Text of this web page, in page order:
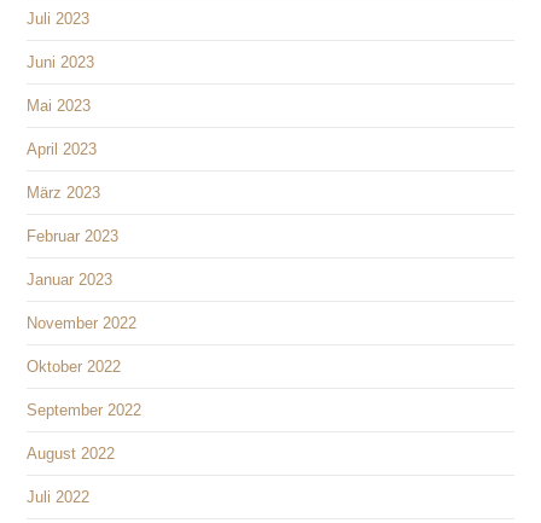
Juli 2023
Juni 2023
Mai 2023
April 2023
März 2023
Februar 2023
Januar 2023
November 2022
Oktober 2022
September 2022
August 2022
Juli 2022